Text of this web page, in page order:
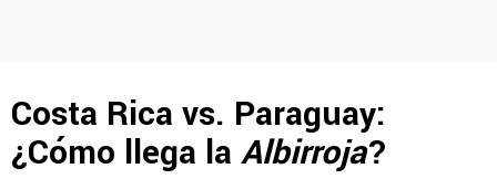
Costa Rica vs. Paraguay:
¿Cómo llega la Albirroja?